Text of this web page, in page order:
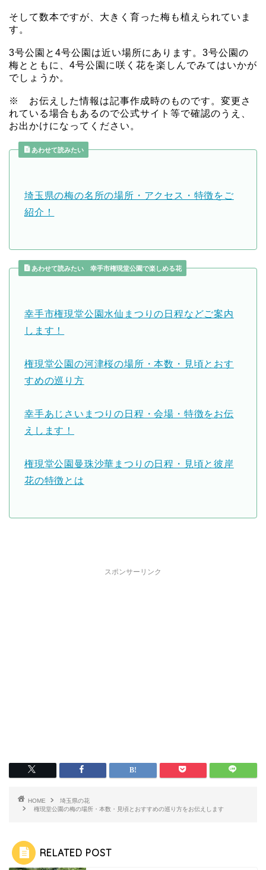
そして数本ですが、大きく育った梅も植えられていま
す。
3号公園と4号公園は近い場所にあります。3号公園の
梅とともに、4号公園に咲く花を楽しんでみてはいかが
でしょうか。
※ お伝えした情報は記事作成時のものです。変更さ
れている場合もあるので公式サイト等で確認のうえ、
お出かけになってください。
あわせて読みたい
埼玉県の梅の名所の場所・アクセス・特徴をご
紹介！
あわせて読みたい 幸手市権現堂公園で楽しめる花
幸手市権現堂公園水仙まつりの日程などご案内
します！
権現堂公園の河津桜の場所・本数・見頃とおす
すめの巡り方
幸手あじさいまつりの日程・会場・特徴をお伝
えします！
権現堂公園曼珠沙華まつりの日程・見頃と彼岸
花の特徴とは
スポンサーリンク
HOME
埼玉県の花
権現堂公園の梅の場所・本数・見頃とおすすめの巡り方をお伝えします
RELATED POST